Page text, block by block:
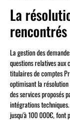
La
rencontrés
La gestion des
questions relatives aux
titulaires de comptes
optimisant la résolution
des services proposés
intégrations
jusqu'à 100 000€, font